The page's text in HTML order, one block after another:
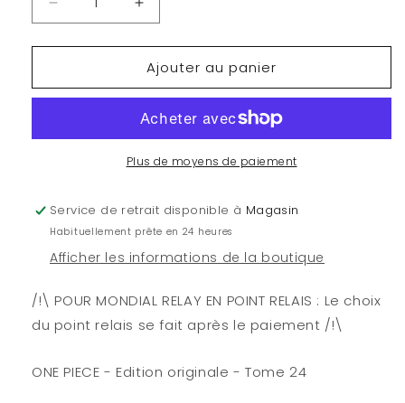
Réduire
la
quantité
ONE
Edition
24
Augmenter
la
quantité
de
ONE
-
Edition
originale
24
Ajouter au panier
Plus de moyens de paiement
Service de retrait disponible à Magasin
Habituellement prête en 24 heures
Afficher les informations de la boutique
/!\ POUR MONDIAL RELAY EN POINT RELAIS : Le choix
du point relais se fait après le paiement /!\
ONE PIECE - Edition originale - Tome 24